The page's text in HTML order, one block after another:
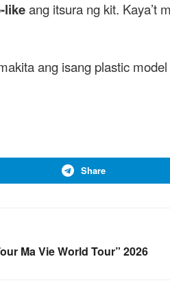
likeang itsura ng kit. Kaya’t
ang isang plastic
Share
Ma Vie World Tour” 2026